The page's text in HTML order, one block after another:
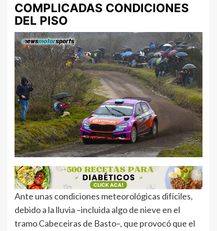
COMPLICADAS CONDICIONES
DEL PISO
Ante unas condiciones meteorológicas difíciles,
debido a la lluvia –incluida algo de nieve en el
tramo Cabeceiras de Basto–, que provocó que el